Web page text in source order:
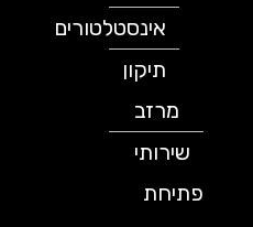
אינסטלטורים
תיקון
מרזב
שירותי
פתיחת